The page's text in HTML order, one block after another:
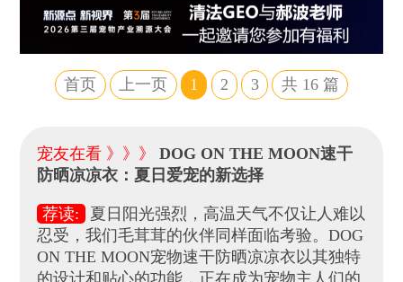
首页 上一页 1 2 3 共16 篇
宠友在看 》》》DOG ON THE MOON速干
防晒凉凉衣：夏日爱宠的新选择
荐读: 夏日阳光强烈，高温天气不仅让人难以
忍受，我们毛茸茸的伙伴同样面临考验。DOG
ON THE MOON宠物速干防晒凉凉衣以其独特
的设计和贴心的功能，正在成为宠物主人们的